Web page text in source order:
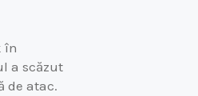
în
a scăzut
de atac.